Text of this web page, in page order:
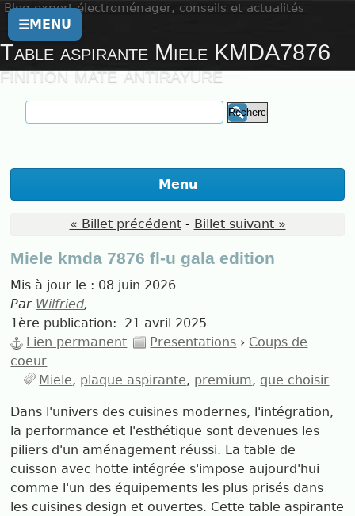
Blog expert électroménager, conseils et actualités
Table aspirante Miele KMDA7876
finition mate antirayure
☰MENU
Menu
« Billet précédent - Billet suivant »
Miele kmda 7876 fl-u gala edition
Mis à jour le : 08 juin 2026
Par Wilfried,
1ère publication: 21 avril 2025
Lien permanent
Presentations › Coups de
coeur
Miele
plaque aspirante premium que choisir
Dans l'univers des cuisines modernes, l'intégration,
la performance et l'esthétique sont devenues les
piliers d'un aménagement réussi. La table de
cuisson avec hotte intégrée s'impose aujourd'hui
comme l'un des équipements les plus prisés dans
les cuisines design et ouvertes. Cette table aspirante